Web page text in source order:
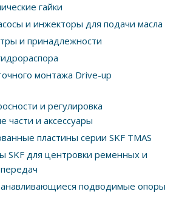
гайки
и инжекторы для подачи масла
и принадлежности
монтажа Drive-up
и регулировка
части и аксессуары
пластины серии SKF TMAS
SKF для центровки ременных и
подводимые опоры